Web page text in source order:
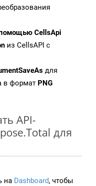
помощью CellsApi
из CellsAPI с
для
в формат PNG
API-
для
на Dashboard, чтобы